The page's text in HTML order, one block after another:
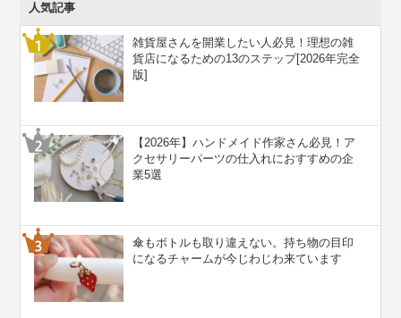
人気記事
雑貨屋さんを開業したい人必見！理想の雑
貨店になるための13のステップ[2026年完全
版]
【2026年】ハンドメイド作家さん必見！ア
クセサリーパーツの仕入れにおすすめの企
業5選
傘もボトルも取り違えない。持ち物の目印
になるチャームが今じわじわ来ています